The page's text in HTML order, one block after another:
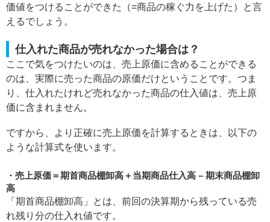
価値をつけることができた（=商品の稼ぐ力を上げた）と言
えるでしょう。
仕入れた商品が売れなかった場合は？
ここで気をつけたいのは、売上原価に含めることができる
のは、実際に売った商品の原価だけということです。つま
り、仕入れたけれど売れなかった商品の仕入値は、売上原
価に含まれません。
ですから、より正確に売上原価を計算するときは、以下の
ような計算式を使います。
売上原価＝期首商品棚卸高＋当期商品仕入高 – 期末商品棚卸
高
「期首商品棚卸高」とは、前回の決算期から残っている売
れ残り分の仕入れ値です。